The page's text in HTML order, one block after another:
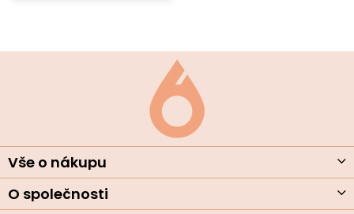
Z
í
Vše o nákupu
O společnosti